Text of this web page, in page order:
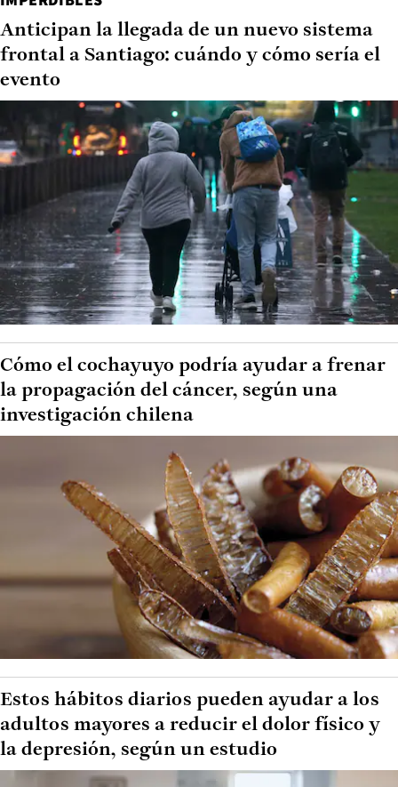
Anticipan la llegada de un nuevo sistema
frontal a Santiago: cuándo y cómo sería el
evento
Cómo el cochayuyo podría ayudar a frenar
la propagación del cáncer, según una
investigación chilena
Estos hábitos diarios pueden ayudar a los
adultos mayores a reducir el dolor físico y
la depresión, según un estudio